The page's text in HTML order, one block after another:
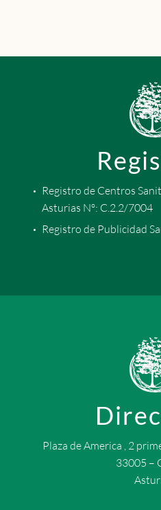
Registro de Centros
Asturias Nº: C.2.2/7004
Registro de Publicidad
Plaza de America , 2
33005 –